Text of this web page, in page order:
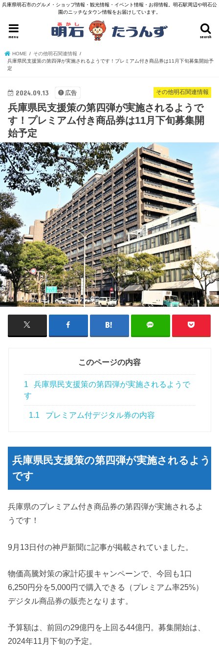
兵庫県明石市のグルメ・ショップ情報・観光情報・イベント情報・お得情報。明石駅周辺や明石公
園のニッチなタウン情報をお届けしています。
search
menu
HOME
その他明石関連情報
兵庫県民支援策の第四弾が実施されるようです！プレミアム付き商品券は11月下旬募集開始予
定
その他明石関連情報
2024.09.13 広告
兵庫県民支援策の第四弾が実施されるようで
す！プレミアム付き商品券は11月下旬募集開
始予定
このページの内容
1
兵庫県民支援策の第四弾が実施されるようで
す
1.1 プレミアム付デジタル券の内容
兵庫県民支援策の第四弾が実施されるよう
です
兵庫県のプレミアム付き商品券の第四弾が実施されるよ
うです！
9月13日付の神戸新聞に記事が掲載されていました。
物価高騰対策の家計応援キャンペーンで、今回も1口
6,250円分を5,000円で購入できる（プレミアム率25%）
デジタル商品券の販売となります。
予算額は、前回の29億円を上回る44億円。募集開始は、
2024年11月下旬の予定。